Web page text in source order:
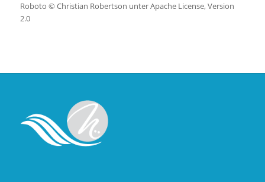
Roboto © Christian Robertson unter Apache License, Version
2.0